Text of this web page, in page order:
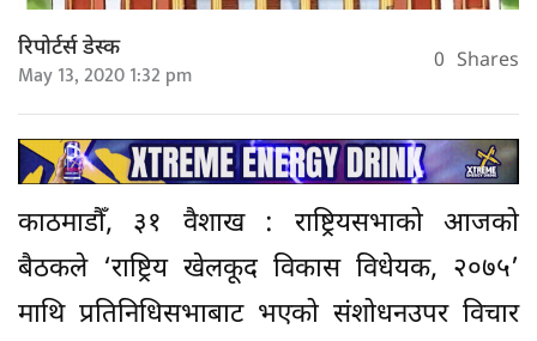
रिपोर्टर्स डेस्क
May 13, 2020 1:32 pm 0 Shares
काठमाडौँ, ३१ वैशाख : राष्ट्रियसभाको आजको
बैठकले ‘राष्ट्रिय खेलकूद विकास विधेयक, २०७५’
माथि प्रतिनिधिसभाबाट भएको संशोधनउपर विचार